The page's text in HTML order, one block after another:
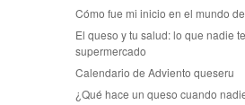
Cómo fue mi inicio en el mundo
El queso y tu salud: lo que nadie
supermercado
Calendario de Adviento queseru
¿Qué hace un queso cuando